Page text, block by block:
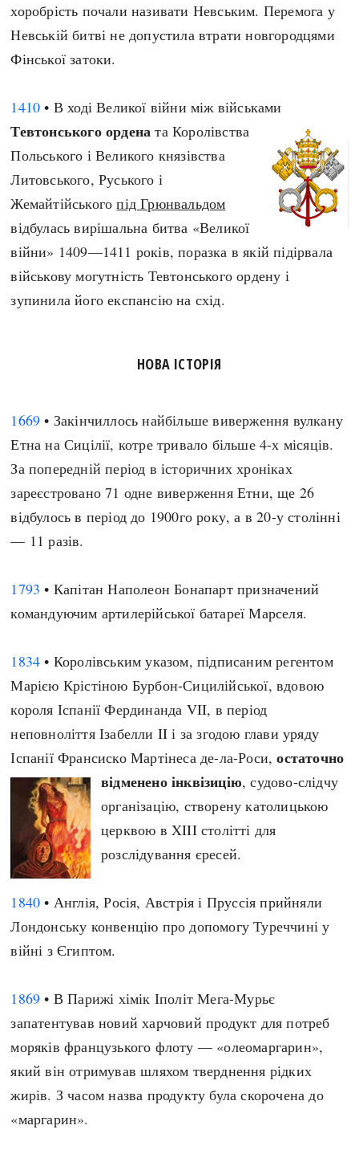
хоробрість почали називати Невським. Перемога у
Невській битві не допустила втрати новгородцями
Фінської затоки.
1410 • В ході Великої війни між військами
Тевтонського ордена та Королівства
Польського і Великого князівства
Литовського, Руського і
Жемайтійськогопід Грюнвальдом
відбулась вирішальна битва «Великої
війни» 1409—1411 років, поразка в якій підірвала
військову могутність Тевтонського ордену і
зупинила його експансію на схід.
НОВА ІСТОРІЯ
1669 • Закінчиллось найбільше виверження вулкану
Етна на Сицілії, котре тривало більше 4-х місяців.
За попередній період в історичних хроніках
зареєстровано 71 одне виверження Етни, ще 26
відбулось в період до 1900го року, а в 20-у столінні
— 11 разів.
1793 • Капітан Наполеон Бонапарт призначений
командуючим артилерійської батареї Марселя.
1834 • Королівським указом, підписаним регентом
Марією Крістіною Бурбон-Сицилійської, вдовою
короля Іспанії Фердинанда VII, в період
неповноліття Ізабелли II і за згодою глави уряду
Іспанії Франсиско Мартінеса де-ла-Роси,остаточно
відменено інквізицію, судово-слідчу
організацію, створену католицькою
церквою в XIII столітті для
розслідування єресей.
1840 • Англія, Росія, Австрія і Пруссія прийняли
Лондонську конвенцію про допомогу Туреччині у
війні з Єгиптом.
1869 • В Парижі хімік Іполіт Мега-Мурьє
запатентував новий харчовий продукт для потреб
моряків французького флоту — «олеомаргарин»,
який він отримував шляхом тверднення рідких
жирів. З часом назва продукту була скорочена до
«маргарин».